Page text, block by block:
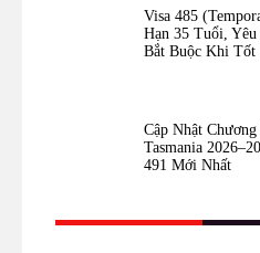
Visa 485
Hạn 35 Tuổi,
Bắt Buộc Khi Tốt
Cập Nhật
Tasmania
491 Mới Nhất